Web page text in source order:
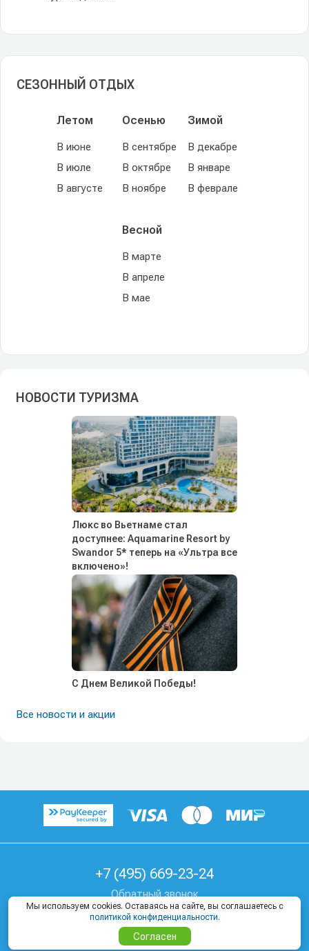
СЕЗОННЫЙ ОТДЫХ
Летом
В июне
В июле
В августе
Осенью
В сентябре
В октябре
В ноябре
Зимой
В декабре
В январе
В феврале
Весной
В марте
В апреле
В мае
НОВОСТИ ТУРИЗМА
Люкс во Вьетнаме стал
доступнее: Aquamarine Resort by
Swandor 5* теперь на «Ультра все
включено»!
С Днем Великой Победы!
Все новости и акции
+7 (495) 669-23-24
Обратный звонок
г. Москва, Козицкий пер, д. 1А
Где купить тур
Мы используем cookies. Оставаясь на сайте, вы соглашаетесь с
политикой конфиденциальности.
Согласен